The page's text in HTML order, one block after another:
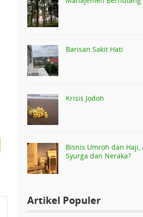
Barisan Sakit Hati
Krisis Jodoh
Bisnis Umroh dan Haji,
Syurga dan Neraka?
Artikel Populer